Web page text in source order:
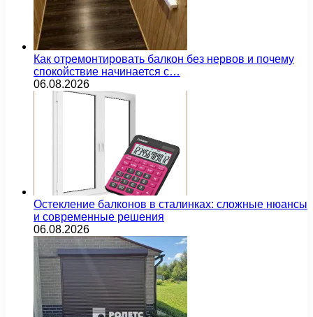
Как отремонтировать балкон без нервов и почему
спокойствие начинается с…
06.08.2026
Остекление балконов в сталинках: сложные нюансы
и современные решения
06.08.2026